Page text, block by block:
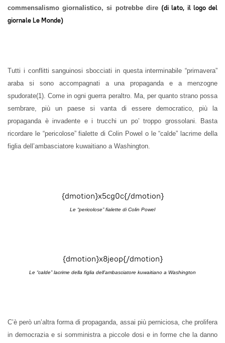
commensalismo giornalistico, si potrebbe dire (di lato, il logo del
giornale Le Monde)
Tutti i conflitti sanguinosi sbocciati in questa interminabile “primavera”
araba si sono accompagnati a una propaganda e a menzogne
spudorate(1). Come in ogni guerra peraltro. Ma, per quanto strano possa
sembrare, più un paese si vanta di essere democratico, più la
propaganda è invadente e i trucchi un po’ troppo grossolani. Basta
ricordare le “pericolose” fialette di Colin Powel o le “calde” lacrime della
figlia dell’ambasciatore kuwaitiano a Washington.
{dmotion}x5cg0c{/dmotion}
Le “pericolose” fialette di Colin Powel
{dmotion}x8jeop{/dmotion}
Le “calde” lacrime della figlia dell’ambasciatore kuwaitiano a Washington
C’è però un’altra forma di propaganda, assai più perniciosa, che prolifera
in democrazia e si somministra a piccole dosi e in forme che la danno